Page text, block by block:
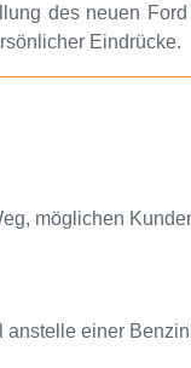
des neuen
Eindrücke.
möglichen
einer